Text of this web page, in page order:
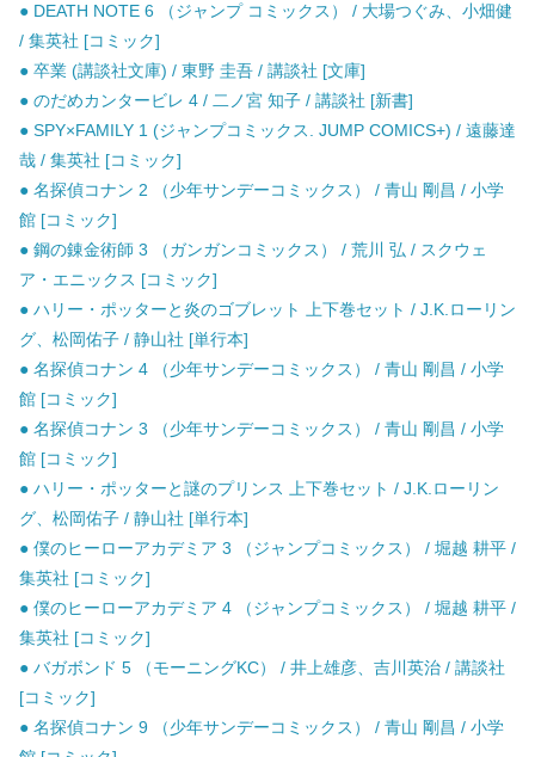
● DEATH NOTE 6 （ジャンプ コミックス） / 大場つぐみ、小畑健
/ 集英社 [コミック]
● 卒業 (講談社文庫) / 東野 圭吾 / 講談社 [文庫]
● のだめカンタービレ 4 / 二ノ宮 知子 / 講談社 [新書]
● SPY×FAMILY 1 (ジャンプコミックス. JUMP COMICS+) / 遠藤達
哉 / 集英社 [コミック]
● 名探偵コナン 2 （少年サンデーコミックス） / 青山 剛昌 / 小学
館 [コミック]
● 鋼の錬金術師 3 （ガンガンコミックス） / 荒川 弘 / スクウェ
ア・エニックス [コミック]
● ハリー・ポッターと炎のゴブレット 上下巻セット / J.K.ローリン
グ、松岡佑子 / 静山社 [単行本]
● 名探偵コナン 4 （少年サンデーコミックス） / 青山 剛昌 / 小学
館 [コミック]
● 名探偵コナン 3 （少年サンデーコミックス） / 青山 剛昌 / 小学
館 [コミック]
● ハリー・ポッターと謎のプリンス 上下巻セット / J.K.ローリン
グ、松岡佑子 / 静山社 [単行本]
● 僕のヒーローアカデミア 3 （ジャンプコミックス） / 堀越 耕平 /
集英社 [コミック]
● 僕のヒーローアカデミア 4 （ジャンプコミックス） / 堀越 耕平 /
集英社 [コミック]
● バガボンド 5 （モーニングKC） / 井上雄彦、吉川英治 / 講談社
[コミック]
● 名探偵コナン 9 （少年サンデーコミックス） / 青山 剛昌 / 小学